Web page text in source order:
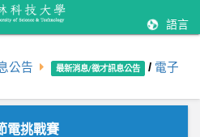
語言
公告 最新消息/徵才訊息公告 / 電子
電挑戰賽